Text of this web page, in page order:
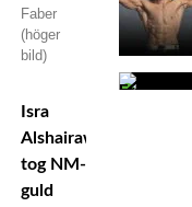
Faber
(höger
bild)
Isra
Alshairawi
tog NM-
guld